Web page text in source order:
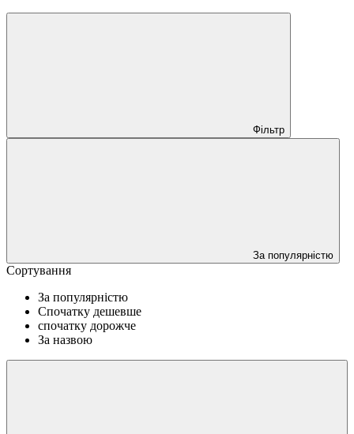
Фільтр
За популярністю
Сортування
За популярністю
Спочатку дешевше
спочатку дорожче
За назвою